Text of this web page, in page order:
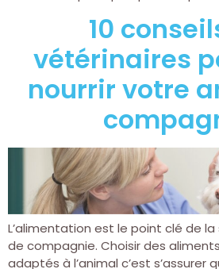
10
vétérinaires
nourrir votre
L’alimentation est le point clé de
de compagnie. Choisir des
adaptés à l’animal c’est s’assurer